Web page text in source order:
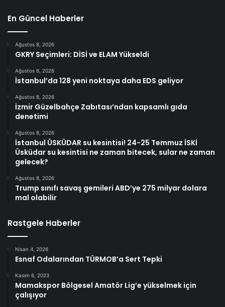
En Güncel Haberler
Ağustos 8, 2026
GKRY Seçimleri: DİSİ ve ELAM Yükseldi
Ağustos 8, 2026
İstanbul’da 128 yeni noktaya daha EDS geliyor
Ağustos 8, 2026
İzmir Güzelbahçe Zabıtası’ndan kapsamlı gıda
denetimi
Ağustos 8, 2026
İstanbul ÜSKÜDAR su kesintisi! 24-25 Temmuz İSKİ
Üsküdar su kesintisi ne zaman bitecek, sular ne zaman
gelecek?
Ağustos 8, 2026
Trump sınıfı savaş gemileri ABD’ye 275 milyar dolara
mal olabilir
Rastgele Haberler
Nisan 4, 2026
Esnaf Odalarından TÜRMOB’a Sert Tepki
Kasım 6, 2023
Mamakspor Bölgesel Amatör Lig’e yükselmek için
çalışıyor